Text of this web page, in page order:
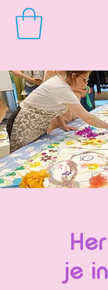
je